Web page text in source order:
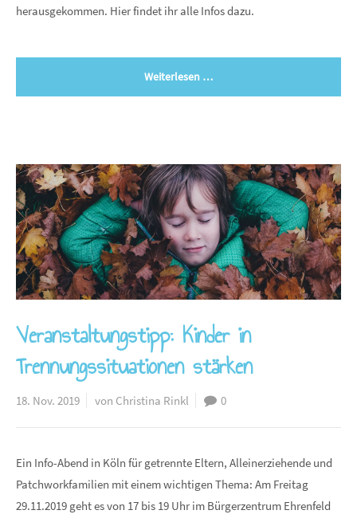
herausgekommen. Hier findet ihr alle Infos dazu.
Weiterlesen …
Veranstaltungstipp: Kinder in
Trennungssituationen stärken
18. Nov. 2019 von Christina Rinkl 0
Ein Info-Abend in Köln für getrennte Eltern, Alleinerziehende und
Patchworkfamilien mit einem wichtigen Thema: Am Freitag
29.11.2019 geht es von 17 bis 19 Uhr im Bürgerzentrum Ehrenfeld